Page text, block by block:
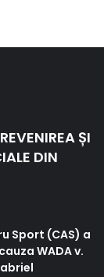
ȘI
DIN
Sport (CAS) a
WADA v.